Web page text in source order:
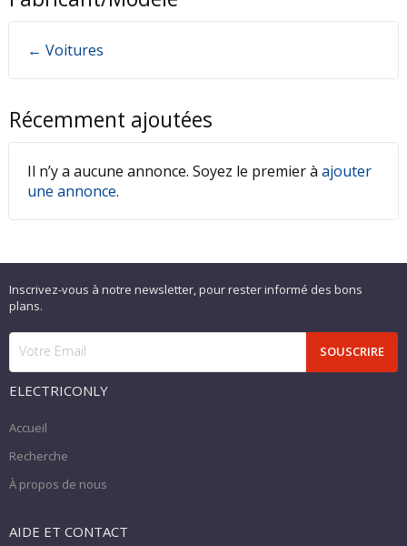
← Voitures
Récemment ajoutées
Il n’y a aucune annonce. Soyez le premier à ajouter
une annonce.
Inscrivez-vous à notre newsletter, pour rester informé des bons
plans.
ELECTRICONLY
Accueil
Recherche
À propos de nous
AIDE ET CONTACT